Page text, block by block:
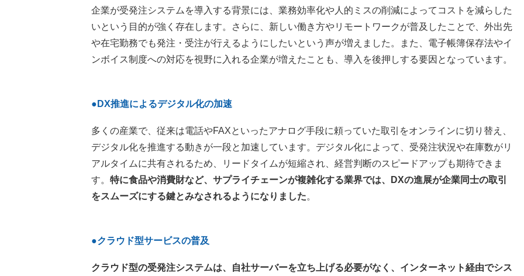
企業が受発注システムを導入する背景には、業務効率化や人的ミスの削減によってコストを減らした
いという目的が強く存在します。さらに、新しい働き方やリモートワークが普及したことで、外出先
や在宅勤務でも発注・受注が行えるようにしたいという声が増えました。また、電子帳簿保存法やイ
ンボイス制度への対応を視野に入れる企業が増えたことも、導入を後押しする要因となっています。
●DX推進によるデジタル化の加速
多くの産業で、従来は電話やFAXといったアナログ手段に頼っていた取引をオンラインに切り替え、
デジタル化を推進する動きが一段と加速しています。デジタル化によって、受発注状況や在庫数がリ
アルタイムに共有されるため、リードタイムが短縮され、経営判断のスピードアップも期待できま
す。 特に食品や消費財など、サプライチェーンが複雑化する業界では、DXの進展が企業同士の取引
をスムーズにする鍵とみなされるようになりました。
●クラウド型サービスの普及
クラウド型の受発注システムは、自社サーバーを立ち上げる必要がなく、インターネット経由でシス